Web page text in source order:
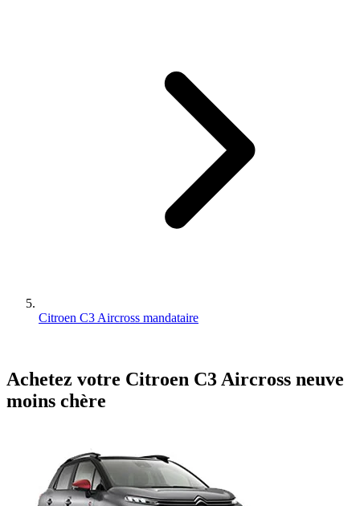
Citroen C3 Aircross mandataire
Achetez votre Citroen C3 Aircross neuve
moins chère